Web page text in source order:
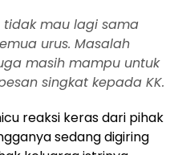
tidak mau lagi sama
urus. Masalah
masih mampu untuk
singkat kepada KK.
reaksi keras dari pihak
sedang digiring